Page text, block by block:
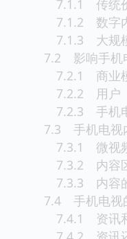
7.1.1 传统
7.1.2 数字内
7.1.3 大规模
7.2 影响手机
7.2.1 商业
7.2.2 用户
7.2.3 手机电
7.3 手机电视
7.3.1 微视
7.3.2 内容区
7.3.3 内容的
7.4 手机电视
7.4.1 资讯